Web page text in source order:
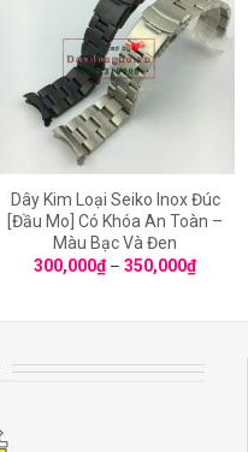
Dây Kim Loại Seiko Inox Đúc
[Đầu Mo] Có Khóa An Toàn –
Màu Bạc Và Đen
300,000₫– 350,000₫